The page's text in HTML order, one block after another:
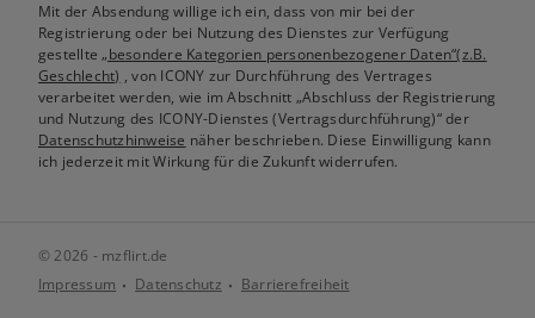
Mit der Absendung willige ich ein, dass von mir bei der
Registrierung oder bei Nutzung des Dienstes zur Verfügung
gestellte„besondere Kategorien personenbezogener Daten“(z.B.
Geschlecht) , von ICONY zur Durchführung des Vertrages
verarbeitet werden, wie im Abschnitt „Abschluss der Registrierung
und Nutzung des ICONY-Dienstes (Vertragsdurchführung)“ der
Datenschutzhinweise näher beschrieben. Diese Einwilligung kann
ich jederzeit mit Wirkung für die Zukunft widerrufen.
© 2026 - mzflirt.de
Impressum
Datenschutz Barrierefreiheit